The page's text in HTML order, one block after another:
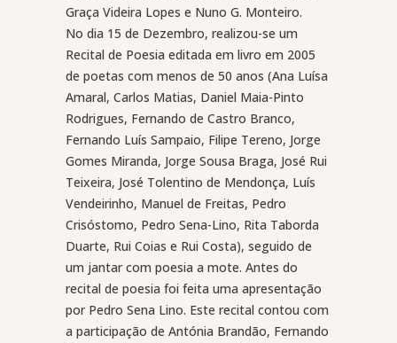
Graça Videira Lopes e Nuno G. Monteiro.
No dia 15 de Dezembro, realizou-se um
Recital de Poesia editada em livro em 2005
de poetas com menos de 50 anos (Ana Luísa
Amaral, Carlos Matias, Daniel Maia-Pinto
Rodrigues, Fernando de Castro Branco,
Fernando Luís Sampaio, Filipe Tereno, Jorge
Gomes Miranda, Jorge Sousa Braga, José Rui
Teixeira, José Tolentino de Mendonça, Luís
Vendeirinho, Manuel de Freitas, Pedro
Crisóstomo, Pedro Sena-Lino, Rita Taborda
Duarte, Rui Coias e Rui Costa), seguido de
um jantar com poesia a mote. Antes do
recital de poesia foi feita uma apresentação
por Pedro Sena Lino. Este recital contou com
a participação de Antónia Brandão, Fernando